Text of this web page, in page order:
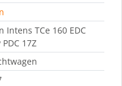
Intens TCe 160 EDC
PDC 17Z